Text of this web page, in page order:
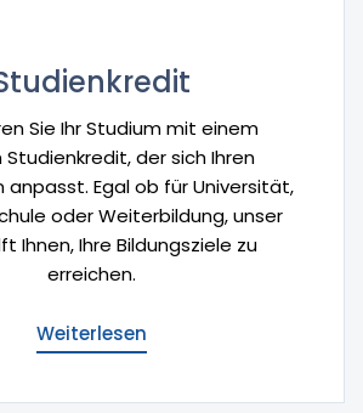
Sie Ihr Studium mit einem
Studienkredit, der sich Ihren
anpasst. Egal ob für Universität,
oder Weiterbildung, unser
Ihnen, Ihre Bildungsziele zu
erreichen.
Weiterlesen